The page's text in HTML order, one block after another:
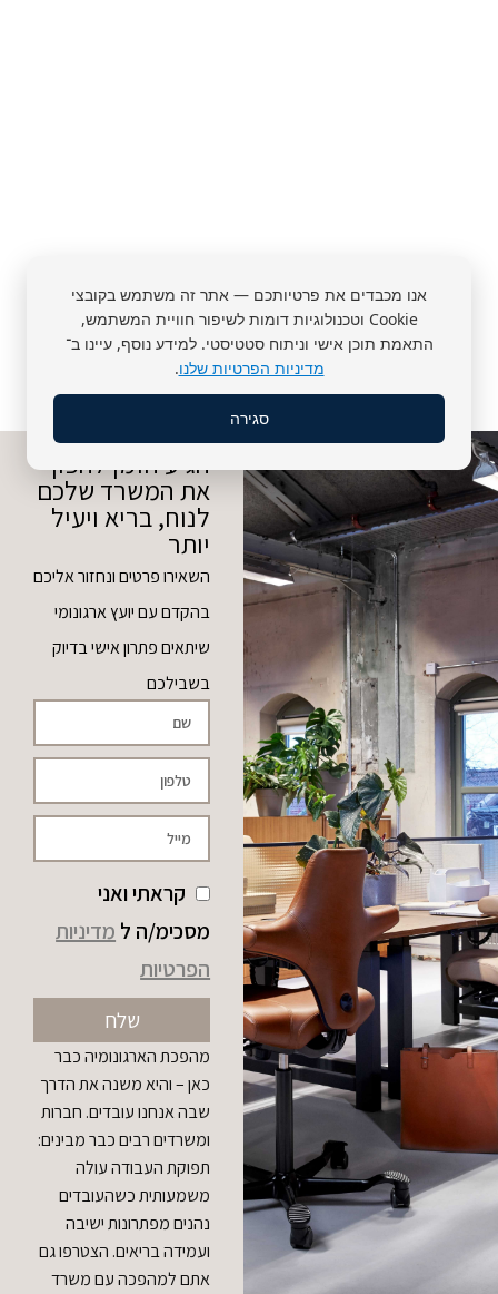
אנו מכבדים את פרטיותכם — אתר זה משתמש בקובצי
Cookie וטכנולוגיות דומות לשיפור חוויית המשתמש,
התאמת תוכן אישי וניתוח סטטיסטי. למידע נוסף, עיינו ב־
מדיניות הפרטיות שלנו.
סגירה
הגיע הזמן להפוך
את המשרד שלכם
לנוח, בריא ויעיל
יותר
השאירו פרטים ונחזור אליכם
בהקדם עם יועץ ארגונומי
שיתאים פתרון אישי בדיוק
בשבילכם
קראתי ואני
מסכימ/ה ל מדיניות
הפרטיות
שלח
מהפכת הארגונומיה כבר
כאן – והיא משנה את הדרך
שבה אנחנו עובדים. חברות
ומשרדים רבים כבר מבינים:
תפוקת העבודה עולה
משמעותית כשהעובדים
נהנים מפתרונות ישיבה
ועמידה בריאים. הצטרפו גם
אתם למהפכה עם משרד